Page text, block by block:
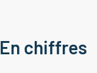
En chiffres